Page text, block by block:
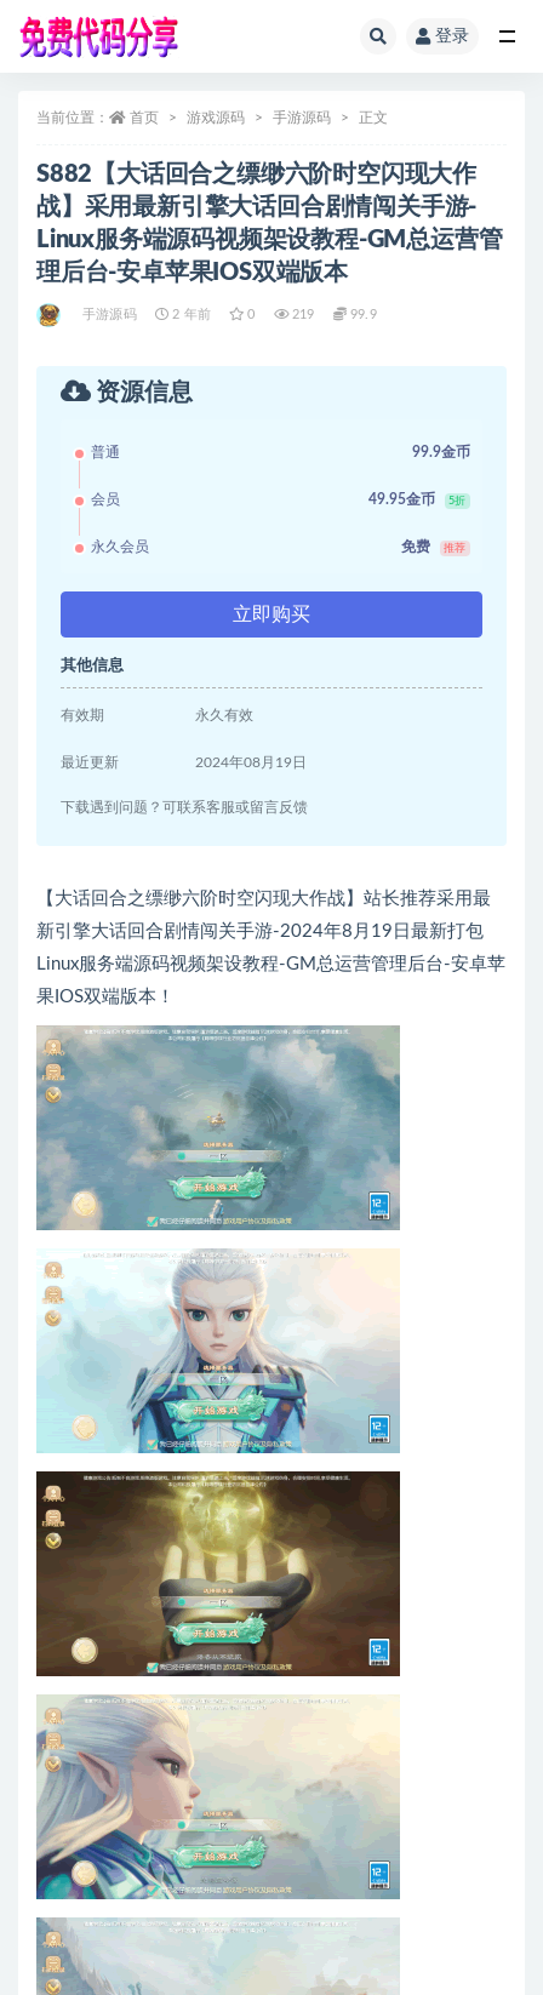
登录
当前位置： 首页 游戏源码 手游源码 正文
S882【大话回合之缥缈六阶时空闪现大作
战】采用最新引擎大话回合剧情闯关手游-
Linux服务端源码视频架设教程-GM总运营管
理后台-安卓苹果IOS双端版本
手游源码 2 年前 0 219 99.9
资源信息
普通 99.9金币
会员 49.95金币 5折
永久会员 免费 推荐
立即购买
其他信息
有效期 永久有效
最近更新 2024年08月19日
下载遇到问题？可联系客服或留言反馈
【大话回合之缥缈六阶时空闪现大作战】站长推荐采用最
新引擎大话回合剧情闯关手游-2024年8月19日最新打包
Linux服务端源码视频架设教程-GM总运营管理后台-安卓苹
果IOS双端版本！